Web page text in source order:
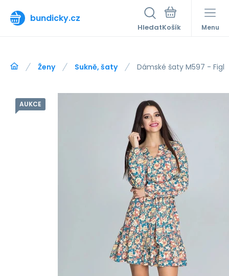
bundicky.cz
Hledat Menu
Ženy Sukně, šaty Dámské šaty M597 - Figl
AUKCE